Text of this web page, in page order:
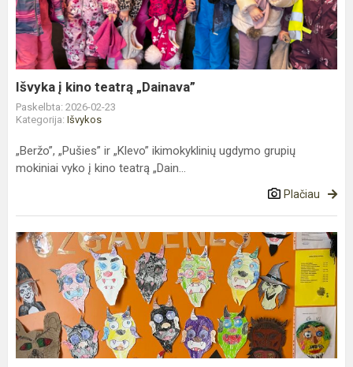
teatrą
„Dainava”
Išvyka į kino teatrą „Dainava”
Paskelbta: 2026-02-23
Kategorija: Išvykos
„Beržo”, „Pušies” ir „Klevo” ikimokyklinių ugdymo grupių
mokiniai vyko į kino teatrą „Dain...
Plačiau
Žiema,
žiema,
bėk
iš
kiemo!